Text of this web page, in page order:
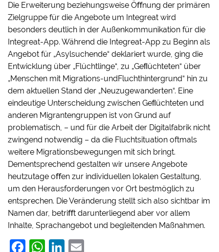
Die Erweiterung beziehungsweise Öﬀnung der primären
Zielgruppe für die Angebote um Integreat wird
besonders deutlich in der Außenkommunikation für die
Integreat-App. Während die Integreat-App zu Beginn als
Angebot für „Asylsuchende“ deklariert wurde, ging die
Entwicklung über „Flüchtlinge“, zu „Geﬂüchteten“ über
„Menschen mit Migrations-undFluchthintergrund“ hin zu
dem aktuellen Stand der „Neuzugewanderten“. Eine
eindeutige Unterscheidung zwischen Geﬂüchteten und
anderen Migrantengruppen ist von Grund auf
problematisch, – und für die Arbeit der Digitalfabrik nicht
zwingend notwendig – da die Fluchtsituation oftmals
weitere Migrationsbewegungen mit sich bringt.
Dementsprechend gestalten wir unsere Angebote
heutzutage oﬀen zur individuellen lokalen Gestaltung,
um den Herausforderungen vor Ort bestmöglich zu
entsprechen. Die Veränderung stellt sich also sichtbar im
Namen dar, betriﬀt darunterliegend aber vor allem
Inhalte, Sprachangebot und begleitenden Maßnahmen.
F W Li